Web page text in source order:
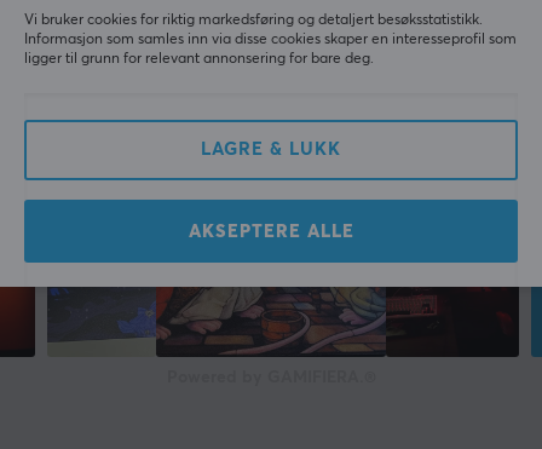
EGENSKAPER
Materiale
Produsentens garanti
Vi bruker cookies for riktig markedsføring og detaljert besøksstatistikk.
Informasjon som samles inn via disse cookies skaper en interesseprofil som
ligger til grunn for relevant annonsering for bare deg.
LAGRE & LUKK
AKSEPTERE ALLE